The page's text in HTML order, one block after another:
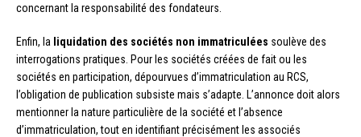
concernant la responsabilité des fondateurs.
Enfin, la liquidation des sociétés non immatriculées soulève des
interrogations pratiques. Pour les sociétés créées de fait ou les
sociétés en participation, dépourvues d’immatriculation au RCS,
l’obligation de publication subsiste mais s’adapte. L’annonce doit alors
mentionner la nature particulière de la société et l’absence
d’immatriculation, tout en identifiant précisément les associés